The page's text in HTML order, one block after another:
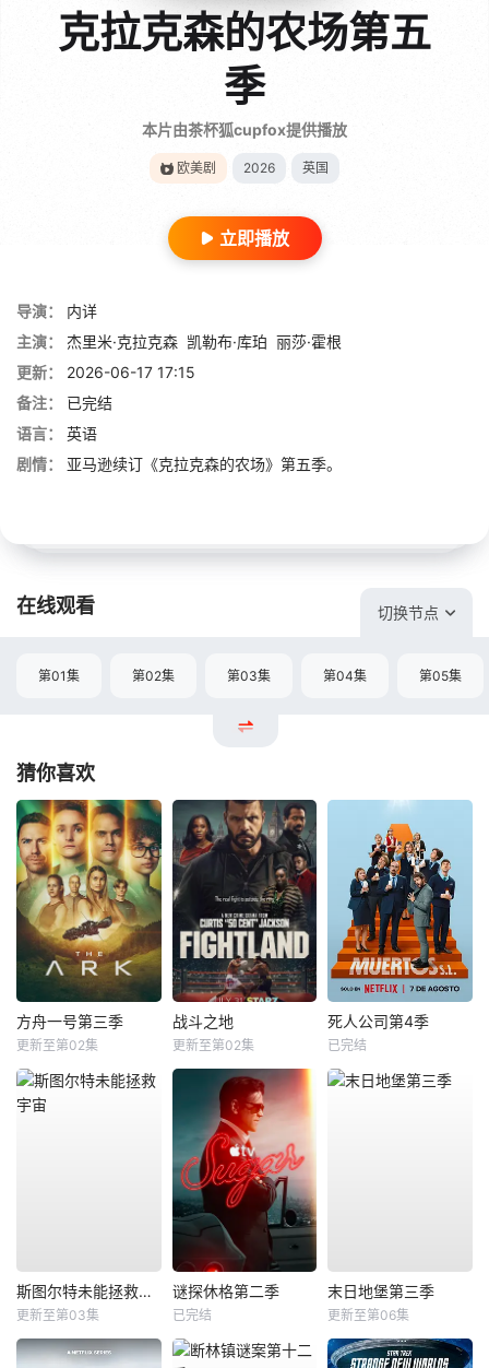
克拉克森的农场第五
季
本片由茶杯狐cupfox提供播放
欧美剧 2026 英国
立即播放
导演：
内详
主演：
杰里米·克拉克森 凯勒布·库珀 丽莎·霍根
更新：
2026-06-17 17:15
备注：
已完结
语言：
英语
剧情：
亚马逊续订《克拉克森的农场》第五季。
在线观看 切换节点
第01集 第02集 第03集 第04集 第05集
猜你喜欢
方舟一号第三季
更新至第02集
战斗之地
更新至第02集
死人公司第4季
已完结
斯图尔特未能拯救宇宙
更新至第03集
谜探休格第二季
已完结
末日地堡第三季
更新至第06集